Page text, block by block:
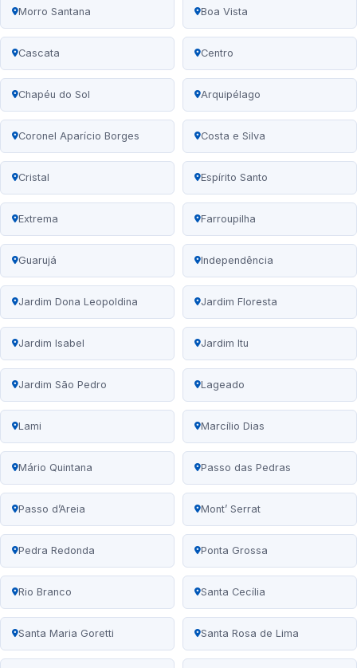
Morro Santana Boa Vista
Cascata Centro
Chapéu do Sol Arquipélago
Coronel Aparício Borges Costa e Silva
Cristal Espírito Santo
Extrema Farroupilha
Guarujá Independência
Jardim Dona Leopoldina Jardim Floresta
Jardim Isabel Jardim Itu
Jardim São Pedro Lageado
Lami Marcílio Dias
Mário Quintana Passo das Pedras
Passo d’Areia Mont’ Serrat
Pedra Redonda Ponta Grossa
Rio Branco Santa Cecília
Santa Maria Goretti Santa Rosa de Lima